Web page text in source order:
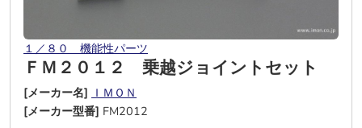
１／８０ 機能性パーツ
ＦＭ２０１２ 乗越ジョイントセット
[メーカー名] ＩＭＯＮ
[メーカー型番] FM2012